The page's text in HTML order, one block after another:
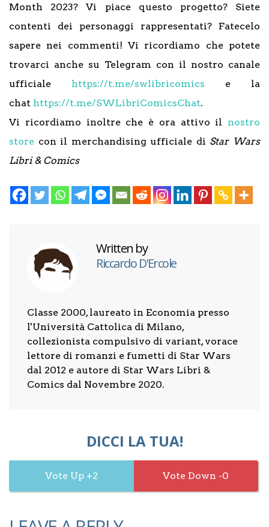
Month 2023? Vi piace questo progetto? Siete
contenti dei personaggi rappresentati? Fatecelo
sapere nei commenti! Vi ricordiamo che potete
trovarci anche su Telegram con il nostro canale
ufficiale https://t.me/swlibricomics e la
chat https://t.me/SWLibriComicsChat.
Vi ricordiamo inoltre che è ora attivo il nostro
store con il merchandising ufficiale di Star Wars
Libri & Comics
Written by
Riccardo D'Ercole
Classe 2000, laureato in Economia presso
l'Università Cattolica di Milano,
collezionista compulsivo di variant, vorace
lettore di romanzi e fumetti di Star Wars
dal 2012 e autore di Star Wars Libri &
Comics dal Novembre 2020.
DICCI LA TUA!
2 0